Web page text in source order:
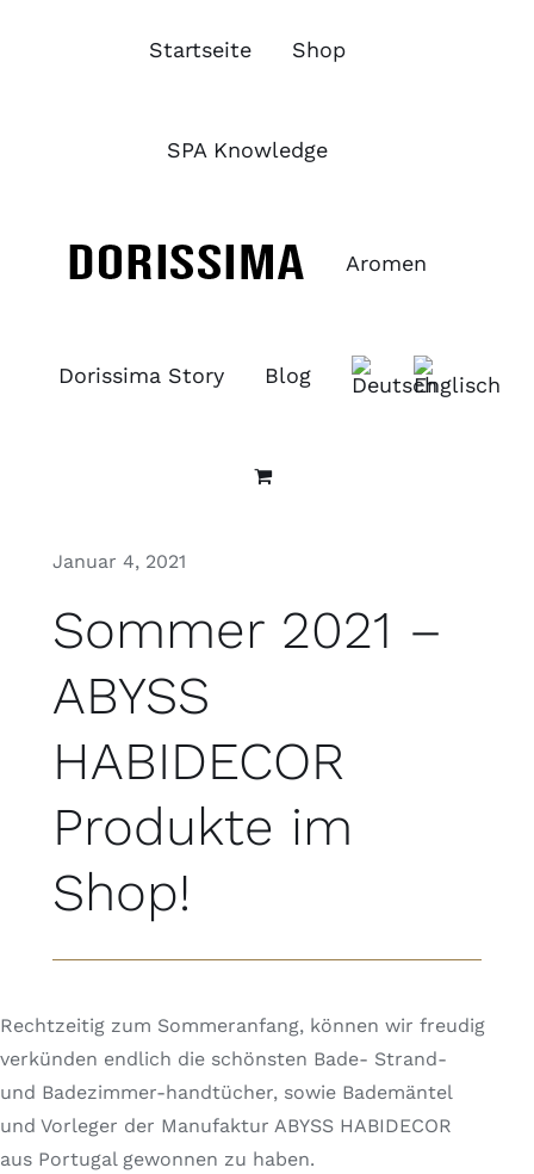
Startseite Shop
SPA Knowledge
Aromen
Dorissima Story Blog
Januar 4, 2021
Sommer 2021 –
ABYSS
HABIDECOR
Produkte im
Shop!
Rechtzeitig zum Sommeranfang, können wir freudig
verkünden endlich die schönsten Bade- Strand-
und Badezimmer-handtücher, sowie Bademäntel
und Vorleger der Manufaktur ABYSS HABIDECOR
aus Portugal gewonnen zu haben.